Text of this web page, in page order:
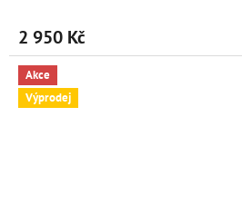
2 950 Kč
Akce
Výprodej